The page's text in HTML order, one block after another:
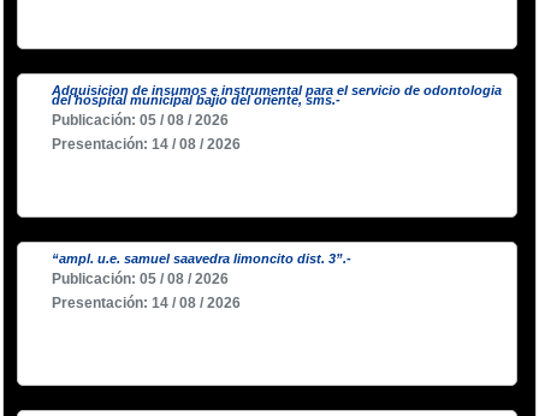
Adquisicion de insumos e instrumental para el servicio de odontologia
del hospital municipal bajio del oriente, sms.-
Publicación: 05 / 08 / 2026
Presentación: 14 / 08 / 2026
“ampl. u.e. samuel saavedra limoncito dist. 3”.-
Publicación: 05 / 08 / 2026
Presentación: 14 / 08 / 2026